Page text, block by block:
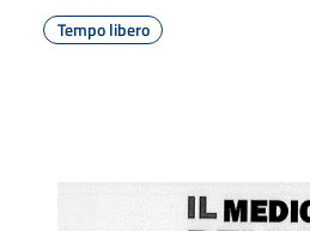
Tempo libero